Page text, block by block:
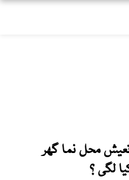
محل نما گھر
لگی ؟